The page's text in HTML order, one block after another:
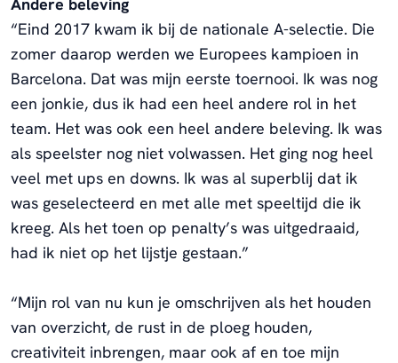
“Eind 2017 kwam ik bij de nationale A-selectie. Die
zomer daarop werden we Europees kampioen in
Barcelona. Dat was mijn eerste toernooi. Ik was nog
een jonkie, dus ik had een heel andere rol in het
team. Het was ook een heel andere beleving. Ik was
als speelster nog niet volwassen. Het ging nog heel
veel met ups en downs. Ik was al superblij dat ik
was geselecteerd en met alle met speeltijd die ik
kreeg. Als het toen op penalty’s was uitgedraaid,
had ik niet op het lijstje gestaan.”
“Mijn rol van nu kun je omschrijven als het houden
van overzicht, de rust in de ploeg houden,
creativiteit inbrengen, maar ook af en toe mijn